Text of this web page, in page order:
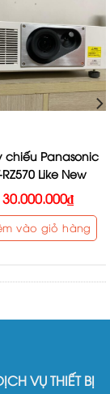
chiếu Panasonic
RZ570 Like New
30.000.000₫
vào giỏ hàng
VỤ THIẾT BỊ